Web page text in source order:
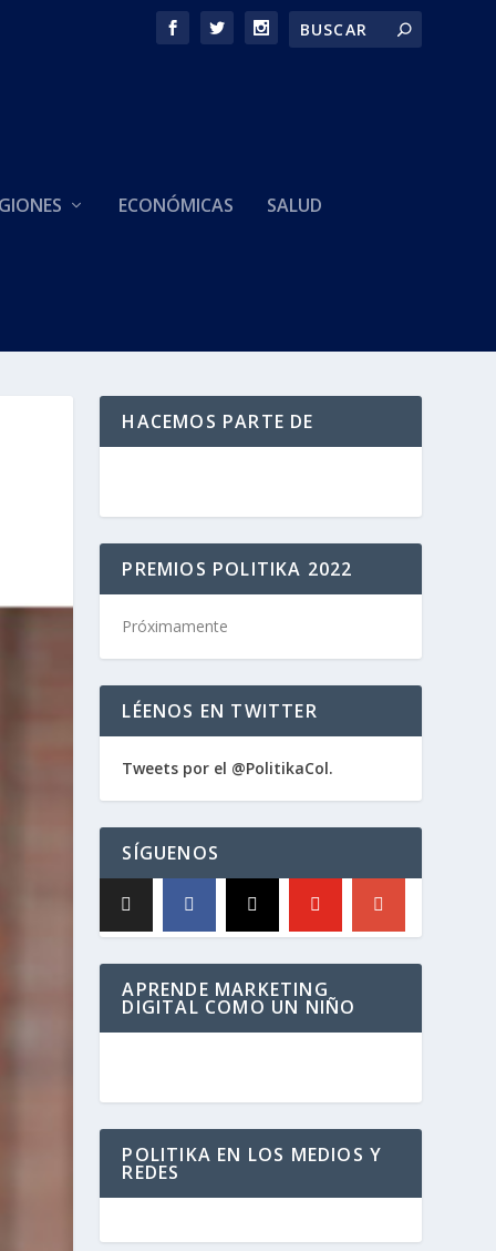
ECONÓMICAS SALUD
HACEMOS PARTE DE
PREMIOS POLITIKA 2022
Próximamente
LÉENOS EN TWITTER
Tweets por el @PolitikaCol.
SÍGUENOS
APRENDE MARKETING
DIGITAL COMO UN NIÑO
POLITIKA EN LOS MEDIOS Y
REDES